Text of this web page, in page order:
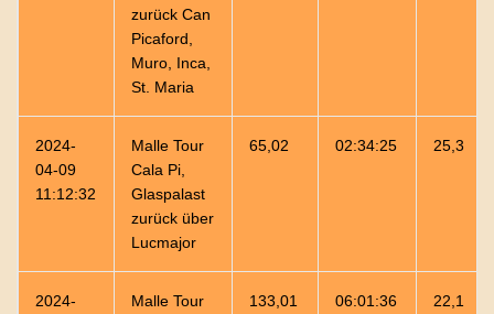
zurück Can
Picaford,
Muro, Inca,
St. Maria
2024-
04-09
11:12:32
Malle Tour
Cala Pi,
Glaspalast
zurück über
Lucmajor
65,02 02:34:25 25,3
2024-
Malle Tour
133,01 06:01:36 22,1